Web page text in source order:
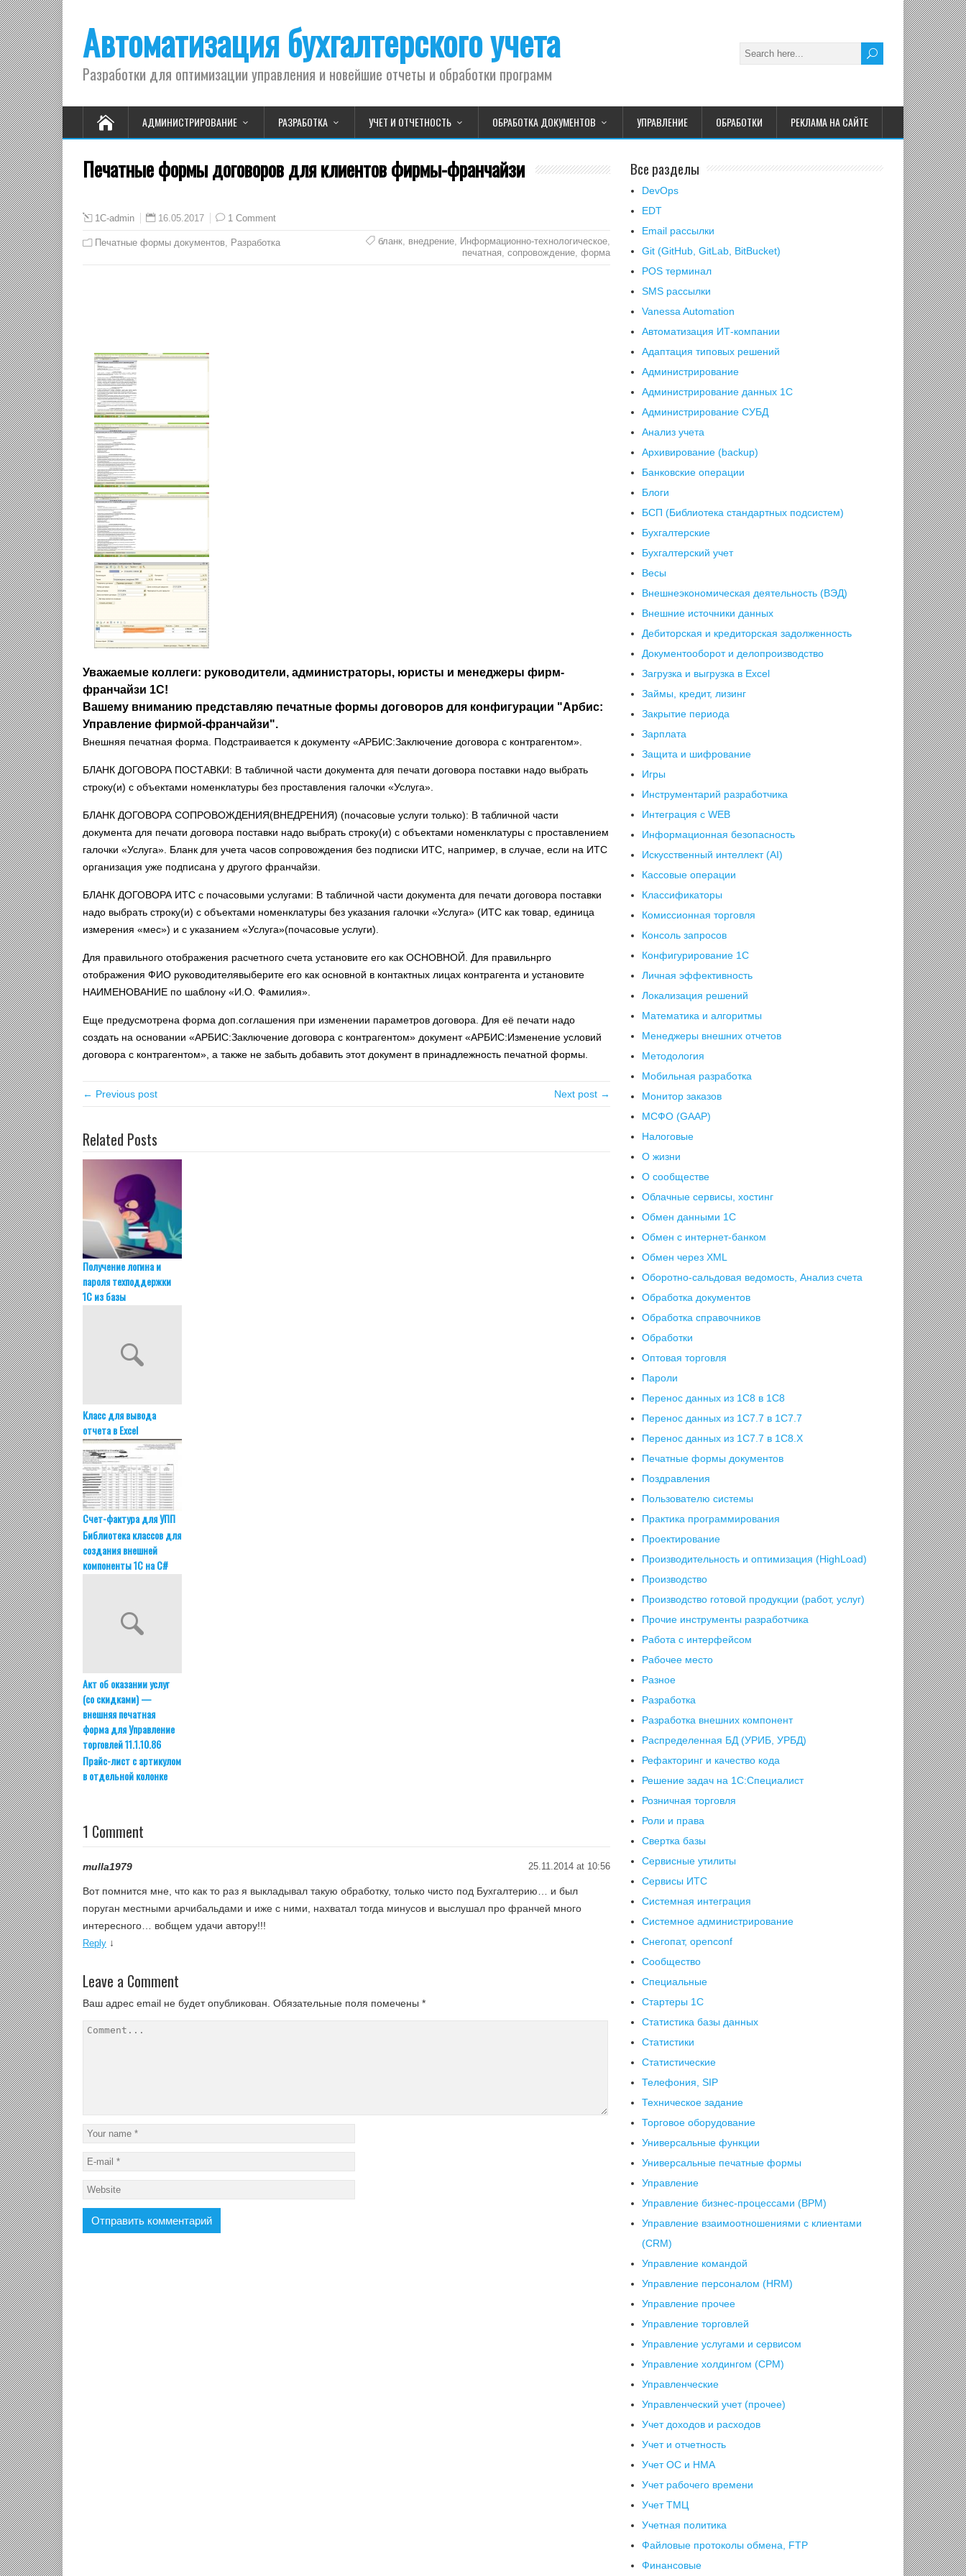
Автоматизация бухгалтерского учета
Разработки для оптимизации управления и новейшие отчеты и обработки программ
АДМИНИСТРИРОВАНИЕ РАЗРАБОТКА УЧЕТ И ОТЧЕТНОСТЬ ОБРАБОТКА ДОКУМЕНТОВ УПРАВЛЕНИЕ ОБРАБОТКИ РЕКЛАМА НА САЙТЕ
Печатные формы договоров для клиентов фирмы-франчайзи
1C-admin 16.05.2017 1 Comment
Печатные формы документов, Разработка бланк, внедрение, Информационно-технологическое,
печатная, сопровождение, форма
Уважаемые коллеги: руководители, администраторы, юристы и менеджеры фирм-
франчайзи 1С!
Вашему вниманию представляю печатные формы договоров для конфигурации "Арбис:
Управление фирмой-франчайзи".
Внешняя печатная форма. Подстраивается к документу «АРБИС:Заключение договора с контрагентом».
БЛАНК ДОГОВОРА ПОСТАВКИ: В табличной части документа для печати договора поставки надо выбрать
строку(и) с объектами номенклатуры без проставления галочки «Услуга».
БЛАНК ДОГОВОРА СОПРОВОЖДЕНИЯ(ВНЕДРЕНИЯ) (почасовые услуги только): В табличной части
документа для печати договора поставки надо выбрать строку(и) с объектами номенклатуры с проставлением
галочки «Услуга». Бланк для учета часов сопровождения без подписки ИТС, например, в случае, если на ИТС
организация уже подписана у другого франчайзи.
БЛАНК ДОГОВОРА ИТС с почасовыми услугами: В табличной части документа для печати договора поставки
надо выбрать строку(и) с объектами номенклатуры без указания галочки «Услуга» (ИТС как товар, единица
измерения «мес») и с указанием «Услуга»(почасовые услуги).
Для правильного отображения расчетного счета установите его как ОСНОВНОЙ. Для правильнрго
отображения ФИО руководителявыберите его как основной в контактных лицах контрагента и установите
НАИМЕНОВАНИЕ по шаблону «И.О. Фамилия».
Еще предусмотрена форма доп.соглашения при изменении параметров договора. Для её печати надо
создать на основании «АРБИС:Заключение договора с контрагентом» документ «АРБИС:Изменение условий
договора с контрагентом», а также не забыть добавить этот документ в принадлежность печатной формы.
← Previous post Next post →
Related Posts
Получение логина и
пароля техподдержки
1С из базы
Класс для вывода
отчета в Excel
Счет-фактура для УПП
Библиотека классов для
создания внешней
компоненты 1С на C#
Акт об оказании услуг
(со скидками) —
внешняя печатная
форма для Управление
торговлей 11.1.10.86
Прайс-лист с артикулом
в отдельной колонке
1 Comment
mulla1979 25.11.2014 at 10:56
Вот помнится мне, что как то раз я выкладывал такую обработку, только чисто под Бухгалтерию… и был
поруган местными арчибальдами и иже с ними, нахватал тогда минусов и выслушал про франчей много
интересного… вобщем удачи автору!!!
Reply ↓
Leave a Comment
Ваш адрес email не будет опубликован. Обязательные поля помечены *
Все разделы
DevOps
EDT
Email рассылки
Git (GitHub, GitLab, BitBucket)
POS терминал
SMS рассылки
Vanessa Automation
Автоматизация ИТ-компании
Адаптация типовых решений
Администрирование
Администрирование данных 1С
Администрирование СУБД
Анализ учета
Архивирование (backup)
Банковские операции
Блоги
БСП (Библиотека стандартных подсистем)
Бухгалтерские
Бухгалтерский учет
Весы
Внешнеэкономическая деятельность (ВЭД)
Внешние источники данных
Дебиторская и кредиторская задолженность
Документооборот и делопроизводство
Загрузка и выгрузка в Excel
Займы, кредит, лизинг
Закрытие периода
Зарплата
Защита и шифрование
Игры
Инструментарий разработчика
Интеграция с WEB
Информационная безопасность
Искусственный интеллект (AI)
Кассовые операции
Классификаторы
Комиссионная торговля
Консоль запросов
Конфигурирование 1С
Личная эффективность
Локализация решений
Математика и алгоритмы
Менеджеры внешних отчетов
Методология
Мобильная разработка
Монитор заказов
МСФО (GAAP)
Налоговые
О жизни
О сообществе
Облачные сервисы, хостинг
Обмен данными 1С
Обмен с интернет-банком
Обмен через XML
Оборотно-сальдовая ведомость, Анализ счета
Обработка документов
Обработка справочников
Обработки
Оптовая торговля
Пароли
Перенос данных из 1C8 в 1C8
Перенос данных из 1С7.7 в 1C7.7
Перенос данных из 1С7.7 в 1C8.X
Печатные формы документов
Поздравления
Пользователю системы
Практика программирования
Проектирование
Производительность и оптимизация (HighLoad)
Производство
Производство готовой продукции (работ, услуг)
Прочие инструменты разработчика
Работа с интерфейсом
Рабочее место
Разное
Разработка
Разработка внешних компонент
Распределенная БД (УРИБ, УРБД)
Рефакторинг и качество кода
Решение задач на 1С:Специалист
Розничная торговля
Роли и права
Свертка базы
Сервисные утилиты
Сервисы ИТС
Системная интеграция
Системное администрирование
Снегопат, openconf
Сообщество
Специальные
Стартеры 1С
Статистика базы данных
Статистики
Статистические
Телефония, SIP
Техническое задание
Торговое оборудование
Универсальные функции
Универсальные печатные формы
Управление
Управление бизнес-процессами (BPM)
Управление взаимоотношениями с клиентами
(СRM)
Управление командой
Управление персоналом (HRM)
Управление прочее
Управление торговлей
Управление услугами и сервисом
Управление холдингом (CPM)
Управленческие
Управленческий учет (прочее)
Учет доходов и расходов
Учет и отчетность
Учет ОС и НМА
Учет рабочего времени
Учет ТМЦ
Учетная политика
Файловые протоколы обмена, FTP
Финансовые